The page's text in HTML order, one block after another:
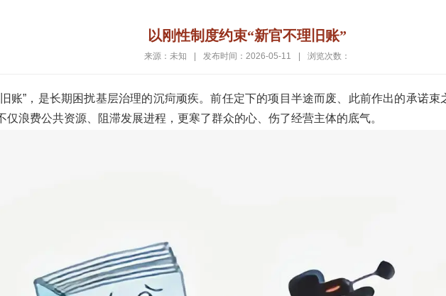
以刚性制度约束“新官不理旧账”
来源：未知 | 发布时间：2026-05-11 | 浏览次数：
账”，是长期困扰基层治理的沉疴顽疾。前任定下的项目半途而废、此前作出的承诺束
浪费公共资源、阻滞发展进程，更寒了群众的心、伤了经营主体的底气。